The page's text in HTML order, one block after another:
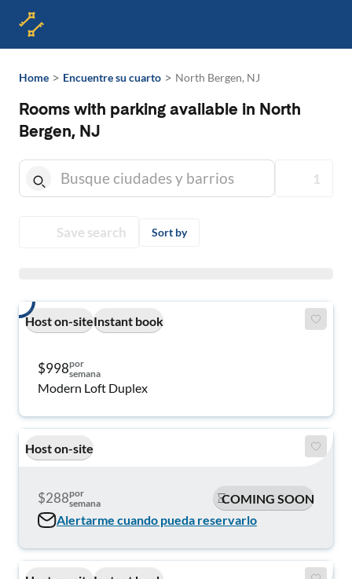
Home > Encuentre su cuarto > North Bergen, NJ
Rooms with parking available in North
Bergen, NJ
1
Save search Sort by
Host on-siteInstant book
$998por
semana
Modern Loft Duplex
Host on-site
$288por
semana
COMING SOON
Alertarme cuando pueda reservarlo